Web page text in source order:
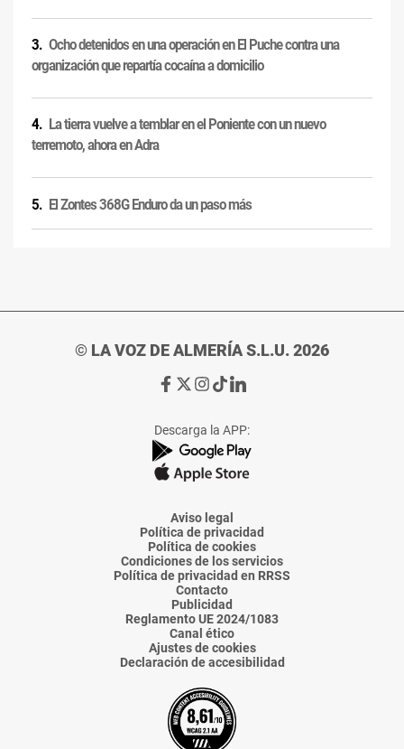
Ocho detenidos en una operación en El Puche contra una
organización que repartía cocaína a domicilio
La tierra vuelve a temblar en el Poniente con un nuevo
terremoto, ahora en Adra
El Zontes 368G Enduro da un paso más
© LA VOZ DE ALMERÍA S.L.U. 2026
Ir
de
La
Voz
Almería
Ir
de
La
Voz
Almería
Ir
de
La
Voz
Almería
Ir
de
La
Voz
Almería
Ir
de
La
Voz
Descarga la APP:
Aviso legal
Política de privacidad
Política de cookies
Condiciones de los servicios
Política de privacidad en RRSS
Contacto
Publicidad
Reglamento UE 2024/1083
Canal ético
Ajustes de cookies
Declaración de accesibilidad